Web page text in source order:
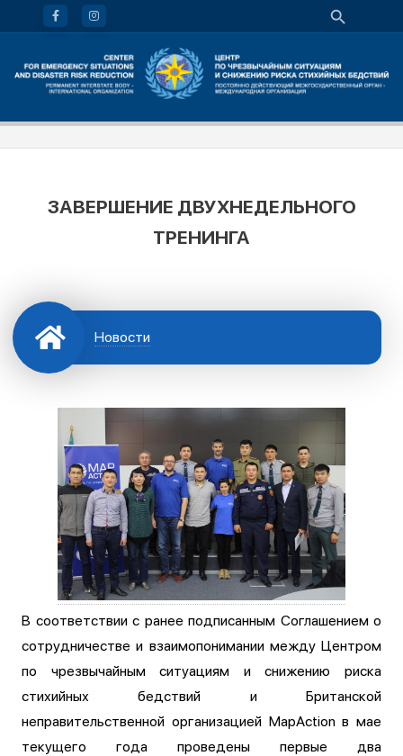
ЗАВЕРШЕНИЕ ДВУХНЕДЕЛЬНОГО
ТРЕНИНГА
Новости
В соответствии с ранее подписанным Соглашением о
сотрудничестве и взаимопонимании между Центром
по чрезвычайным ситуациям и снижению риска
стихийных бедствий и Британской
неправительственной организацией MapAction в мае
текущего года проведены первые два